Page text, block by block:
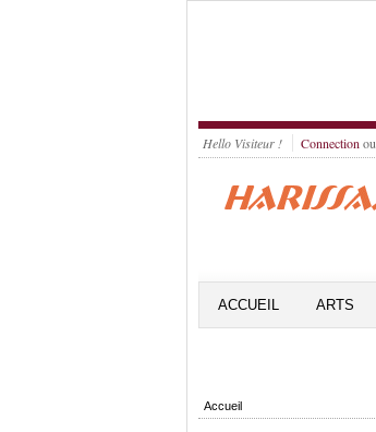
Hello Visiteur ! Connection ou
ACCUEIL ARTS
Accueil